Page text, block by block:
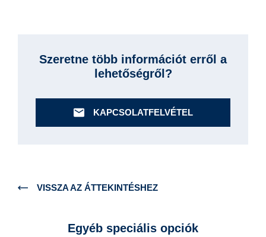
Szeretne több információt erről a
lehetőségről?
KAPCSOLATFELVÉTEL
VISSZA AZ ÁTTEKINTÉSHEZ
Egyéb speciális opciók